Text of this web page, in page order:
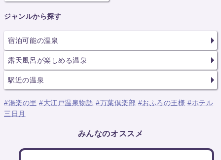
ジャンルから探す
宿泊可能の温泉
露天風呂が楽しめる温泉
駅近の温泉
#湯楽の里 #大江戸温泉物語 #万葉倶楽部 #おふろの王様 #ホテル
三日月
みんなのオススメ